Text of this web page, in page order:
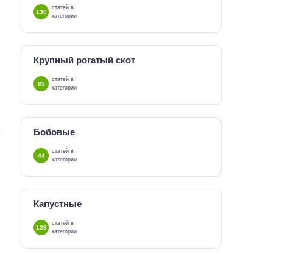
130
статей в
категории
Крупный рогатый скот
85
статей в
категории
Бобовые
44
статей в
категории
Капустные
128
статей в
категории